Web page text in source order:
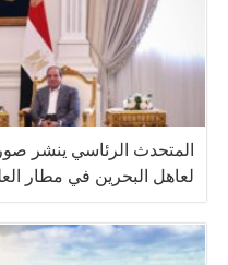
المتحدث الرئاسي ينشر
لعاهل البحرين في مطار